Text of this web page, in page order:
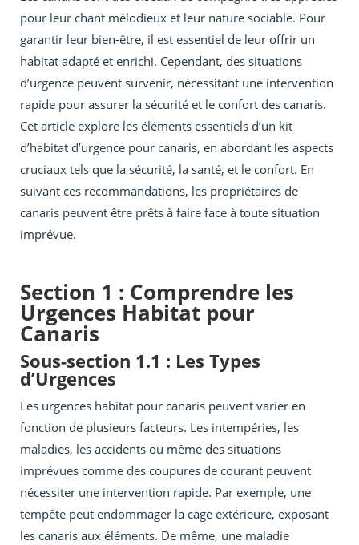
pour leur chant mélodieux et leur nature sociable. Pour
garantir leur bien-être, il est essentiel de leur offrir un
habitat adapté et enrichi. Cependant, des situations
d’urgence peuvent survenir, nécessitant une intervention
rapide pour assurer la sécurité et le confort des canaris.
Cet article explore les éléments essentiels d’un kit
d’habitat d’urgence pour canaris, en abordant les aspects
cruciaux tels que la sécurité, la santé, et le confort. En
suivant ces recommandations, les propriétaires de
canaris peuvent être prêts à faire face à toute situation
imprévue.
Section 1 : Comprendre les
Urgences Habitat pour
Canaris
Sous-section 1.1 : Les Types
d’Urgences
Les urgences habitat pour canaris peuvent varier en
fonction de plusieurs facteurs. Les intempéries, les
maladies, les accidents ou même des situations
imprévues comme des coupures de courant peuvent
nécessiter une intervention rapide. Par exemple, une
tempête peut endommager la cage extérieure, exposant
les canaris aux éléments. De même, une maladie